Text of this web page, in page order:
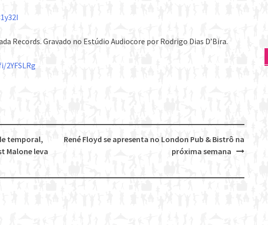
Records. Gravado no Estúdio Audiocore por Rodrigo Dias D’Bira.
René Floyd se apresenta no London Pub & Bistrô na
próxima semana
temporal,
Malone leva